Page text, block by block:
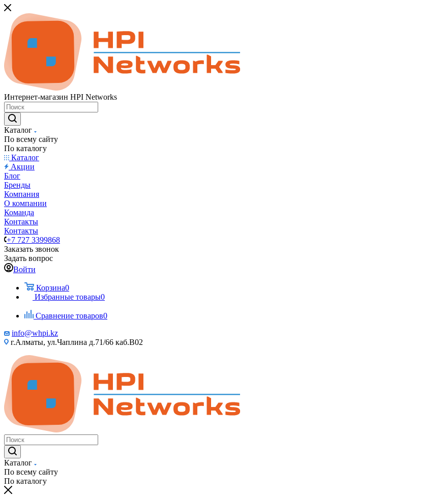
Интернет-магазин HPI Networks
Каталог
По всему сайту
По каталогу
Каталог
Акции
Блог
Бренды
Компания
О компании
Команда
Контакты
Контакты
+7 727 3399868
Заказать звонок
Задать вопрос
Войти
Корзина0
Избранные товары0
Сравнение товаров0
info@whpi.kz
г.Алматы, ул.Чаплина д.71/66 каб.B02
Каталог
По всему сайту
По каталогу